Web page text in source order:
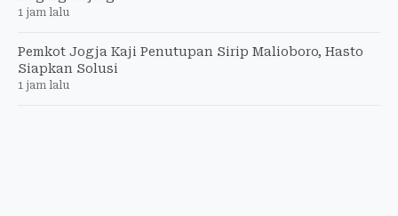
1 jam lalu
Pemkot Jogja Kaji Penutupan Sirip Malioboro, Hasto
Siapkan Solusi
1 jam lalu